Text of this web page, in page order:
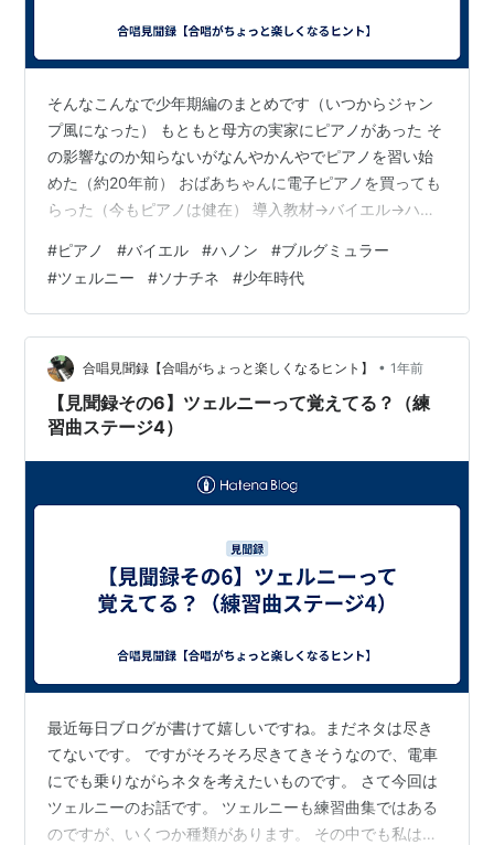
そんなこんなで少年期編のまとめです（いつからジャン
プ風になった） もともと母方の実家にピアノがあった そ
の影響なのか知らないがなんやかんやでピアノを習い始
めた（約20年前） おばあちゃんに電子ピアノを買っても
らった（今もピアノは健在） 導入教材→バイエル→ハノ
ップ 中3のはじめの頃に受験に専念すべく辞めた なお、
発表会というものが年に1回あり、練習曲とは別で発表会
用の曲も並行して練習していました。 その時弾いた曲を
下にリストアップします。どれも聞いたことのある有名
な曲かと思います。一人で懐かしさに浸っております
ね。 小2 Schubert：M…
#ピアノ #バイエル #ハノン #ブルグミュラー
#ツェルニー #ソナチネ #少年時代
合唱見聞録【合唱がちょっと楽しくなるヒント】 • 1年前
【見聞録その6】ツェルニーって覚えてる？（練
習曲ステージ4）
最近毎日ブログが書けて嬉しいですね。まだネタは尽き
てないです。 ですがそろそろ尽きてきそうなので、電車
にでも乗りながらネタを考えたいものです。 さて今回は
ツェルニーのお話です。 ツェルニーも練習曲集ではある
のですが、いくつか種類があります。 その中でも私は初